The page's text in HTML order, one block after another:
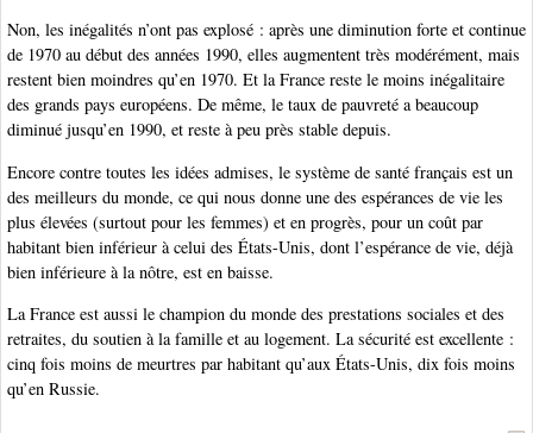
Non, les inégalités n’ont pas explosé : après une diminution forte et continue
de 1970 au début des années 1990, elles augmentent très modérément, mais
restent bien moindres qu’en 1970. Et la France reste le moins inégalitaire
des grands pays européens. De même, le taux de pauvreté a beaucoup
diminué jusqu’en 1990, et reste à peu près stable depuis.
Encore contre toutes les idées admises, le système de santé français est un
des meilleurs du monde, ce qui nous donne une des espérances de vie les
plus élevées (surtout pour les femmes) et en progrès, pour un coût par
habitant bien inférieur à celui des États-Unis, dont l’espérance de vie, déjà
bien inférieure à la nôtre, est en baisse.
La France est aussi le champion du monde des prestations sociales et des
retraites, du soutien à la famille et au logement. La sécurité est excellente :
cinq fois moins de meurtres par habitant qu’aux États-Unis, dix fois moins
qu’en Russie.